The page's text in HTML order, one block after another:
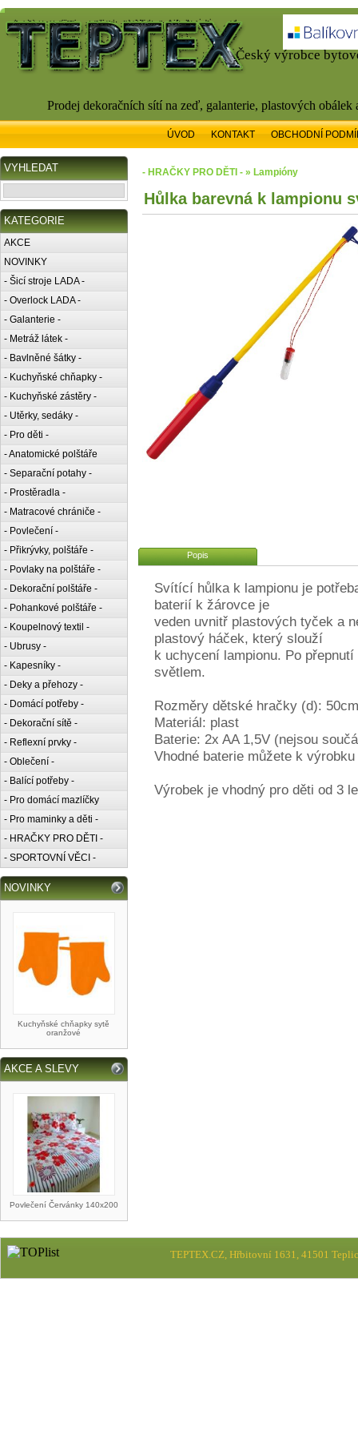
Český výrobce
Prodej dekoračních sítí na zeď, galanterie, plastových
ÚVOD KONTAKT OBCHODNÍ
VYHLEDAT
KATEGORIE
AKCE
NOVINKY
- Šicí stroje LADA -
- Overlock LADA -
- Galanterie -
- Metráž látek -
- Bavlněné šátky -
- Kuchyňské chňapky -
- Kuchyňské zástěry -
- Utěrky, sedáky -
- Pro děti -
- Anatomické polštáře
- Separační potahy -
- Prostěradla -
- Matracové chrániče -
- Povlečení -
- Přikrývky, polštáře -
- Povlaky na polštáře -
- Dekorační polštáře -
- Pohankové polštáře -
- Koupelnový textil -
- Ubrusy -
- Kapesníky -
- Deky a přehozy -
- Domácí potřeby -
- Dekorační sítě -
- Reflexní prvky -
- Oblečení -
- Balící potřeby -
- Pro domácí mazlíčky
- Pro maminky a děti -
- HRAČKY PRO DĚTI -
- SPORTOVNÍ VĚCI -
NOVINKY
Kuchyňské chňapky sytě
oranžové
AKCE A SLEVY
Povlečení Červánky 140x200
- HRAČKY PRO DĚTI - » Lampióny
Hůlka barevná k lampionu
Popis
Svítící hůlka k lampionu je
baterií k žárovce je
veden uvnitř plastových tyček a
plastový háček, který slouží
k uchycení lampionu. Po
světlem.
Rozměry dětské hračky (d): 50cm
Materiál: plast
Baterie: 2x AA 1,5V (nejsou
Vhodné baterie můžete k
Výrobek je vhodný pro děti od 3
TEPTEX.CZ, Hřbitovní 1631, 41501